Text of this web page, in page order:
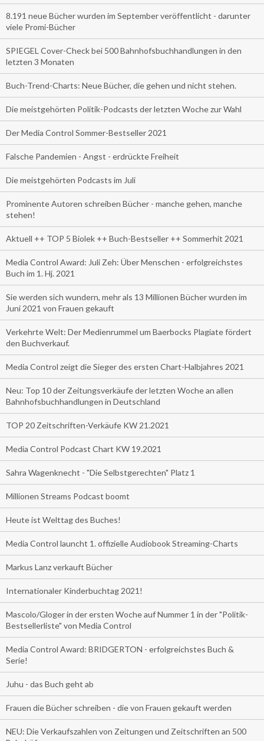
8.191 neue Bücher wurden im September veröffentlicht - darunter
viele Promi-Bücher
SPIEGEL Cover-Check bei 500 Bahnhofsbuchhandlungen in den
letzten 3 Monaten
Buch-Trend-Charts: Neue Bücher, die gehen und nicht stehen.
Die meistgehörten Politik-Podcasts der letzten Woche zur Wahl
Der Media Control Sommer-Bestseller 2021
Falsche Pandemien - Angst - erdrückte Freiheit
Die meistgehörten Podcasts im Juli
Prominente Autoren schreiben Bücher - manche gehen, manche
stehen!
Aktuell ++ TOP 5 Biolek ++ Buch-Bestseller ++ Sommerhit 2021
Media Control Award: Juli Zeh: Über Menschen - erfolgreichstes
Buch im 1. Hj. 2021
Sie werden sich wundern, mehr als 13 Millionen Bücher wurden im
Juni 2021 von Frauen gekauft
Verkehrte Welt: Der Medienrummel um Baerbocks Plagiate fördert
den Buchverkauf.
Media Control zeigt die Sieger des ersten Chart-Halbjahres 2021
Neu: Top 10 der Zeitungsverkäufe der letzten Woche an allen
Bahnhofsbuchhandlungen in Deutschland
TOP 20 Zeitschriften-Verkäufe KW 21.2021
Media Control Podcast Chart KW 19.2021
Sahra Wagenknecht - "Die Selbstgerechten" Platz 1
Millionen Streams Podcast boomt
Heute ist Welttag des Buches!
Media Control launcht 1. offizielle Audiobook Streaming-Charts
Markus Lanz verkauft Bücher
Internationaler Kinderbuchtag 2021!
Mascolo/Gloger in der ersten Woche auf Nummer 1 in der "Politik-
Bestsellerliste" von Media Control
Media Control Award: BRIDGERTON - erfolgreichstes Buch &
Serie!
Juhu - das Buch geht ab
Frauen die Bücher schreiben - die von Frauen gekauft werden
NEU: Die Verkaufszahlen von Zeitungen und Zeitschriften an 500